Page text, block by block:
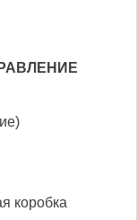
коробка